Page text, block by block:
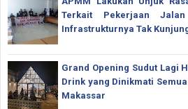
Terkait Pekerjaan
Infrastrukturnya Tak
Grand Opening Sudut Lagi
Drink yang Dinikmati
Makassar